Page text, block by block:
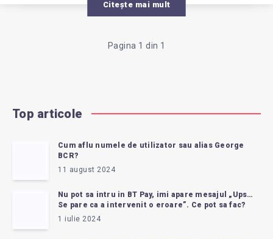
Citește mai mult
Pagina 1 din 1
Top articole
Cum aflu numele de utilizator sau alias George
BCR?
11 august 2024
Nu pot sa intru in BT Pay, imi apare mesajul „Ups…
Se pare ca a intervenit o eroare”. Ce pot sa fac?
1 iulie 2024